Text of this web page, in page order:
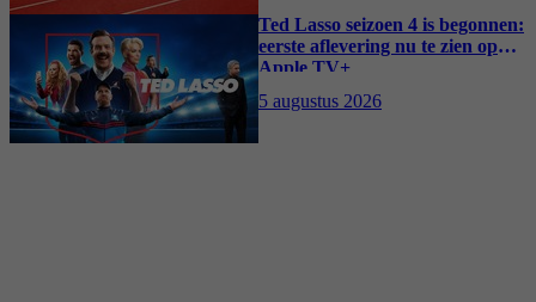
Ted Lasso seizoen 4 is begonnen:
eerste aflevering nu te zien op
Apple TV+
5 augustus 2026